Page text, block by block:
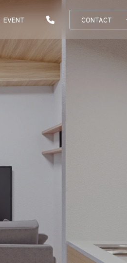
EVENT CONTACT